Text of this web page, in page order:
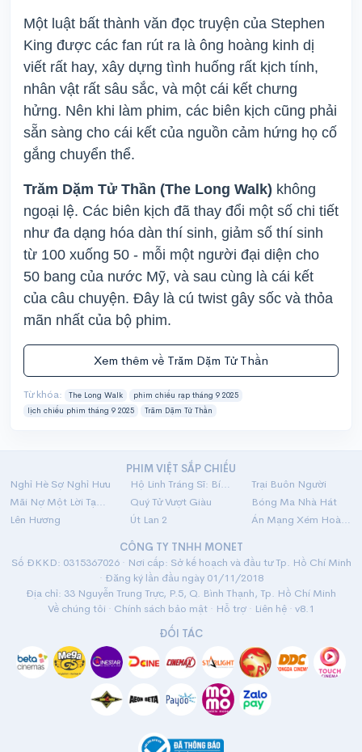
Một luật bất thành văn đọc truyện của Stephen
King được các fan rút ra là ông hoàng kinh dị
viết rất hay, xây dựng tình huống rất kịch tính,
nhân vật rất sâu sắc, và một cái kết chưng
hửng. Nên khi làm phim, các biên kịch cũng phải
sẵn sàng cho cái kết của nguồn cảm hứng họ cố
gắng chuyển thể.
Trăm Dặm Tử Thần (The Long Walk) không
ngoại lệ. Các biên kịch đã thay đổi một số chi tiết
như đa dạng hóa dàn thí sinh, giảm số thí sinh
từ 100 xuống 50 - mỗi một người đại diện cho
50 bang của nước Mỹ, và sau cùng là cái kết
của câu chuyện. Đây là cú twist gây sốc và thỏa
mãn nhất của bộ phim.
Xem thêm về Trăm Dặm Tử Thần
Từ khóa: The Long Walk
phim chiếu rạp tháng 9 2025
lịch chiếu phim tháng 9 2025
Trăm Dặm Tử Thần
PHIM VIỆT SẮP CHIẾU
Nghỉ Hè Sợ Nghỉ Hưu
Hộ Linh Tráng Sĩ: Bí Ẩn Mộ Vua Đinh
Trại Buôn Người
Mãi Nợ Một Lời Tạm Biệt
Quý Tử Vượt Giàu
Bóng Ma Nhà Hát
Lên Hương
Út Lan 2
Án Mạng Xém Hoàn Hảo
CÔNG TY TNHH MONET
Số ĐKKD: 0315367026 · Nơi cấp: Sở kế hoạch và đầu tư Tp. Hồ Chí Minh
· Đăng ký lần đầu ngày 01/11/2018
Địa chỉ: 33 Nguyễn Trung Trực, P.5, Q. Bình Thạnh, Tp. Hồ Chí Minh
Về chúng tôi · Chính sách bảo mật · Hỗ trợ · Liên hệ · v8.1
ĐỐI TÁC